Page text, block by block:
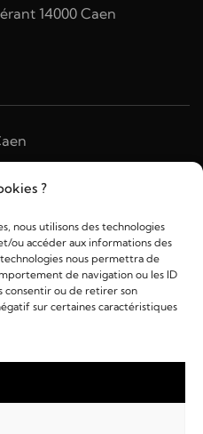
?
nous utilisons des technologies
ou accéder aux informations des
nous permettra de
de navigation ou les ID
consentir ou de retirer son
sur certaines caractéristiques
14000 Caen